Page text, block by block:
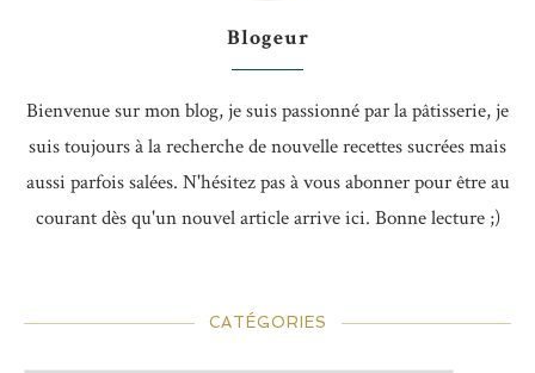
Blogeur
Bienvenue sur mon blog, je suis passionné par la pâtisserie, je
suis toujours à la recherche de nouvelle recettes sucrées mais
aussi parfois salées. N'hésitez pas à vous abonner pour être au
courant dès qu'un nouvel article arrive ici. Bonne lecture ;)
CATÉGORIES